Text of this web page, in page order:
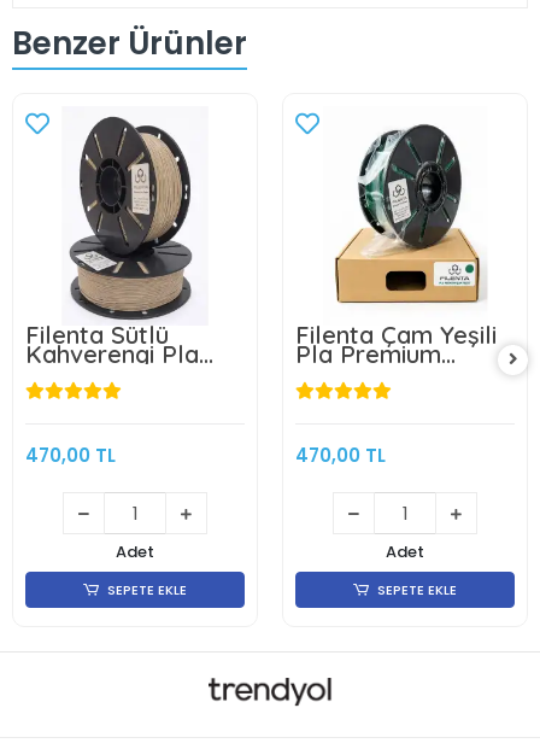
Benzer Ürünler
Filenta Sütlü
Kahverengi Pla
Premium Filament
1.75mm 1Kg
470,00 TL
Adet
SEPETE EKLE
Filenta Çam Yeşili
Pla Premium
Filament 1.75mm
1Kg
470,00 TL
Adet
SEPETE EKLE